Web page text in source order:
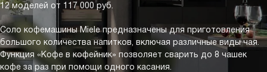
12 моделей от 117 000 руб.
Соло кофемашины Miele предназначены для приготовления
большого количества напитков, включая различные виды чая.
Функция «Кофе в кофейник» позволяет сварить до 8 чашек
кофе за раз при помощи одного касания.